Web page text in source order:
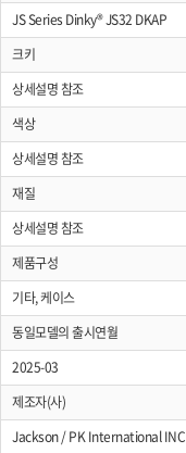
JS Series Dinky® JS32 DKAP
크키
상세설명 참조
색상
상세설명 참조
재질
상세설명 참조
제품구성
기타, 케이스
동일모델의 출시연월
2025-03
제조자(사)
Jackson / PK International INC